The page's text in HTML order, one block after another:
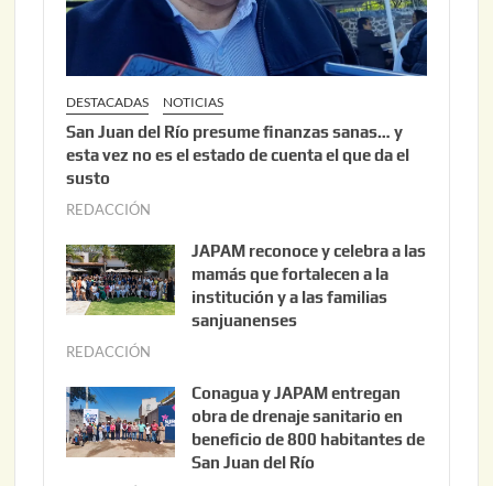
6
DESTACADAS NOTICIAS
San Juan del Río presume finanzas sanas… y
esta vez no es el estado de cuenta el que da el
susto
REDACCIÓN
o
s
t
,
2
0
JAPAM reconoce y celebra a las
mamás que fortalecen a la
institución y a las familias
sanjuanenses
REDACCIÓN
n
i
o
Conagua y JAPAM entregan
obra de drenaje sanitario en
beneficio de 800 habitantes de
San Juan del Río